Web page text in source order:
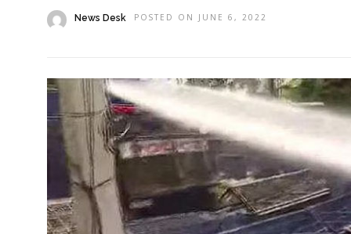
News Desk POSTED ON JUNE 6, 2022